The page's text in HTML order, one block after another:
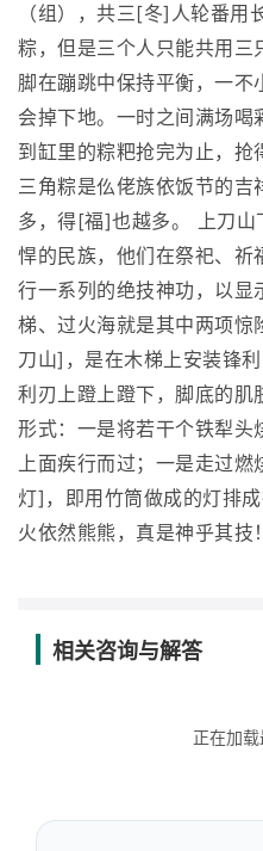
（组），共三[冬]人轮番用
粽，但是三个人只能共用三
脚在蹦跳中保持平衡，一不
会掉下地。一时之间满场喝
到缸里的粽粑抢完为止，抢
三角粽是仫佬族依饭节的
多，得[福]也越多。 上刀山
悍的民族，他们在祭祀、祈
行一系列的绝技神功，以显
梯、过火海就是其中两项
刀山]，是在木梯上安装锋
利刃上蹬上蹬下，脚底的肌
形式：一是将若干个铁犁头
上面疾行而过；一是走过
灯]，即用竹筒做成的灯排
火依然熊熊，真是神乎其技！
相关咨询与解答
正在加